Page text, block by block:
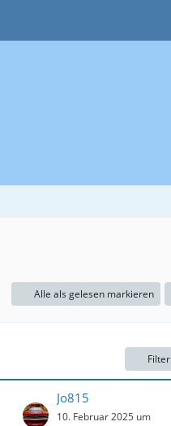
Alle als gelesen markieren
Filter
Jo815
10. Februar 2025 um